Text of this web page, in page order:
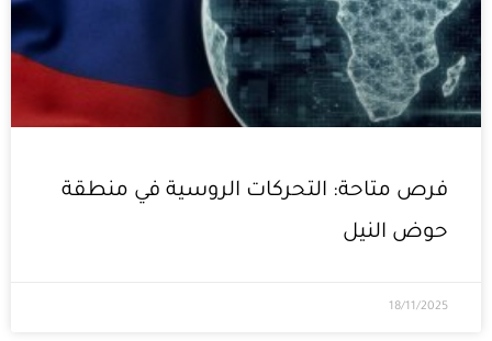
فرص متاحة: التحركات الروسية في منطقة
حوض النيل
18/11/2025